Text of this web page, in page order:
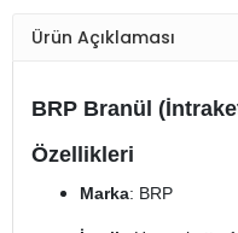
Ürün Açıklaması
BRP Branül
Özellikleri
Marka: BRP